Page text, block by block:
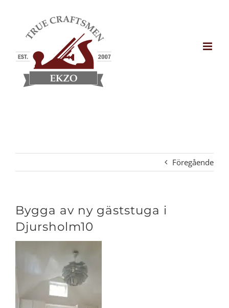
innehållet
Föregående
Bygga av ny gäststuga i
Djursholm10